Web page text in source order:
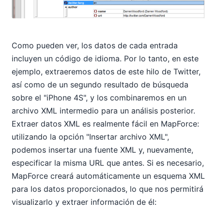
Como pueden ver, los datos de cada entrada
incluyen un código de idioma. Por lo tanto, en este
ejemplo, extraeremos datos de este hilo de Twitter,
así como de un segundo resultado de búsqueda
sobre el "iPhone 4S", y los combinaremos en un
archivo XML intermedio para un análisis posterior.
Extraer datos XML es realmente fácil en MapForce:
utilizando la opción "Insertar archivo XML",
podemos insertar una fuente XML y, nuevamente,
especificar la misma URL que antes. Si es necesario,
MapForce creará automáticamente un esquema XML
para los datos proporcionados, lo que nos permitirá
visualizarlo y extraer información de él: